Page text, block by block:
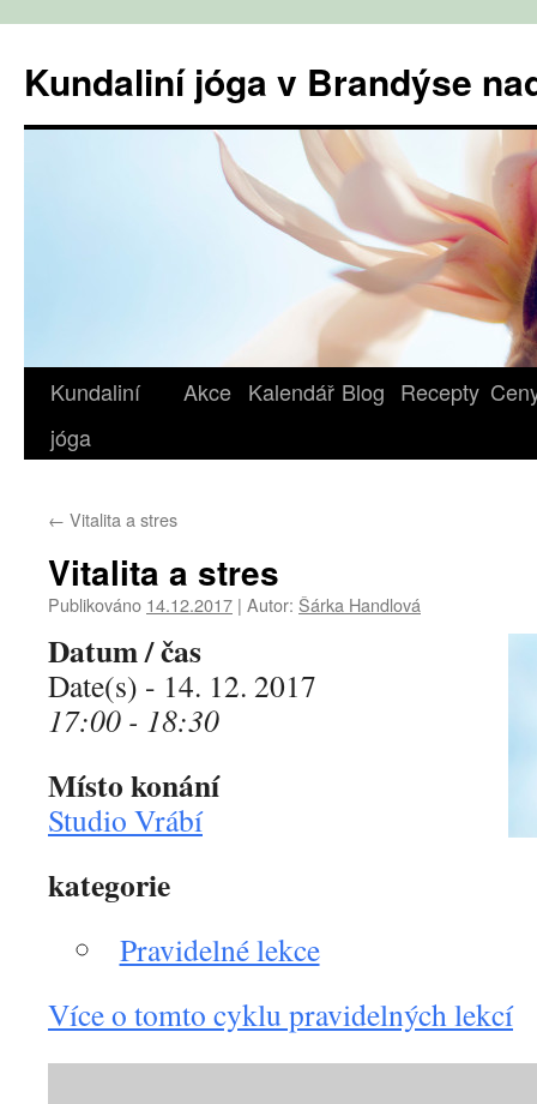
obsahu
webu
Kundaliní jóga v Brandýse
Kundaliní
jóga
Akce Kalendář Blog Recepty
← Vitalita a stres
Vitalita a stres
Publikováno 14.12.2017 | Autor: Šárka Handlová
Datum / čas
Date(s) - 14. 12. 2017
17:00 - 18:30
Místo konání
Studio Vrábí
kategorie
Pravidelné lekce
Více o tomto cyklu pravidelných lekcí